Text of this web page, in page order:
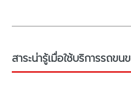
สาระน่ารู้เมื่อใช้บริการรถขน